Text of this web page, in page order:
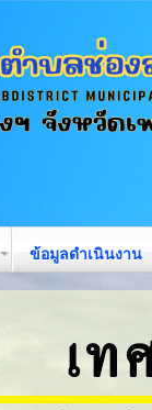
ข้อมูลดำเนินงาน